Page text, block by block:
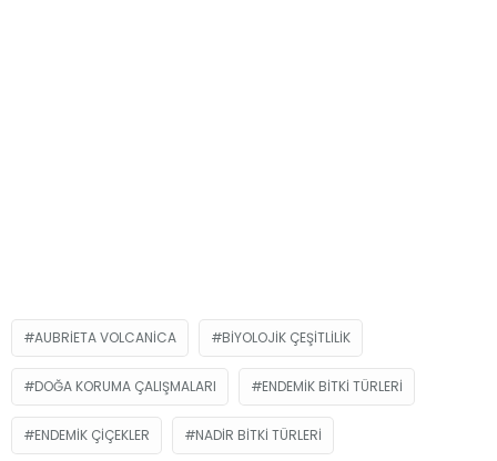
AUBRIETA VOLCANICA BIYOLOJIK ÇEŞITLILIK
DOĞA KORUMA ÇALIŞMALARI ENDEMIK BITKI TÜRLERI
ENDEMIK ÇIÇEKLER NADIR BITKI TÜRLERI